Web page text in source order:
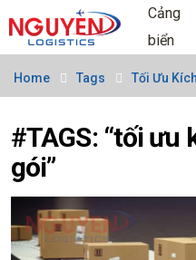
Cảng
biển
Home Tags Tối Ưu
#TAGS: “tối
gói”